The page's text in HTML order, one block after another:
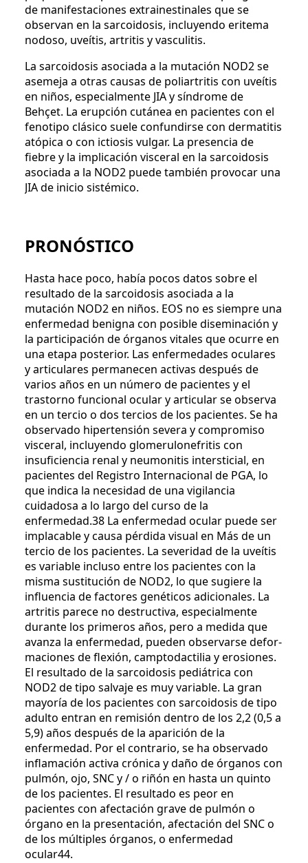
de manifestaciones extrainestinales que se
observan en la sarcoidosis, incluyendo eritema
nodoso, uveítis, artritis y vasculitis.
La sarcoidosis asociada a la mutación NOD2 se
asemeja a otras causas de poliartritis con uveítis
en niños, especialmente JIA y síndrome de
Behçet. La erupción cutánea en pacientes con el
fenotipo clásico suele confundirse con dermatitis
atópica o con ictiosis vulgar. La presencia de
fiebre y la implicación visceral en la sarcoidosis
asociada a la NOD2 puede también provocar una
JIA de inicio sistémico.
PRONÓSTICO
Hasta hace poco, había pocos datos sobre el
resultado de la sarcoidosis asociada a la
mutación NOD2 en niños. EOS no es siempre una
enfermedad benigna con posible diseminación y
la participación de órganos vitales que ocurre en
una etapa posterior. Las enfermedades oculares
y articulares permanecen activas después de
varios años en un número de pacientes y el
trastorno funcional ocular y articular se observa
en un tercio o dos tercios de los pacientes. Se ha
observado hipertensión severa y compromiso
visceral, incluyendo glomerulonefritis con
insuficiencia renal y neumonitis intersticial, en
pacientes del Registro Internacional de PGA, lo
que indica la necesidad de una vigilancia
cuidadosa a lo largo del curso de la
enfermedad.38 La enfermedad ocular puede ser
implacable y causa pérdida visual en Más de un
tercio de los pacientes. La severidad de la uveítis
es variable incluso entre los pacientes con la
misma sustitución de NOD2, lo que sugiere la
influencia de factores genéticos adicionales. La
artritis parece no destructiva, especialmente
durante los primeros años, pero a medida que
avanza la enfermedad, pueden observarse defor-
maciones de flexión, camptodactilia y erosiones.
El resultado de la sarcoidosis pediátrica con
NOD2 de tipo salvaje es muy variable. La gran
mayoría de los pacientes con sarcoidosis de tipo
adulto entran en remisión dentro de los 2,2 (0,5 a
5,9) años después de la aparición de la
enfermedad. Por el contrario, se ha observado
inflamación activa crónica y daño de órganos con
pulmón, ojo, SNC y / o riñón en hasta un quinto
de los pacientes. El resultado es peor en
pacientes con afectación grave de pulmón o
órgano en la presentación, afectación del SNC o
de los múltiples órganos, o enfermedad
ocular44.